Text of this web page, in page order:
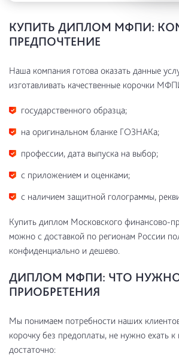
КУПИТЬ ДИПЛОМ МФПИ:
ПРЕДПОЧТЕНИЕ
Наша компания готова оказать данные
изготавливать качественные корочки
государственного образца;
на оригинальном бланке ГОЗНАКа;
профессии, дата выпуска на выбор;
с приложением и оценками;
с наличием защитной голограммы,
Купить диплом Московского финансово-
можно с доставкой по регионам России
конфиденциально и дешево.
ДИПЛОМ МФПИ: ЧТО
ПРИОБРЕТЕНИЯ
Мы понимаем потребности наших
корочку без предоплаты, не нужно ехать
достаточно: